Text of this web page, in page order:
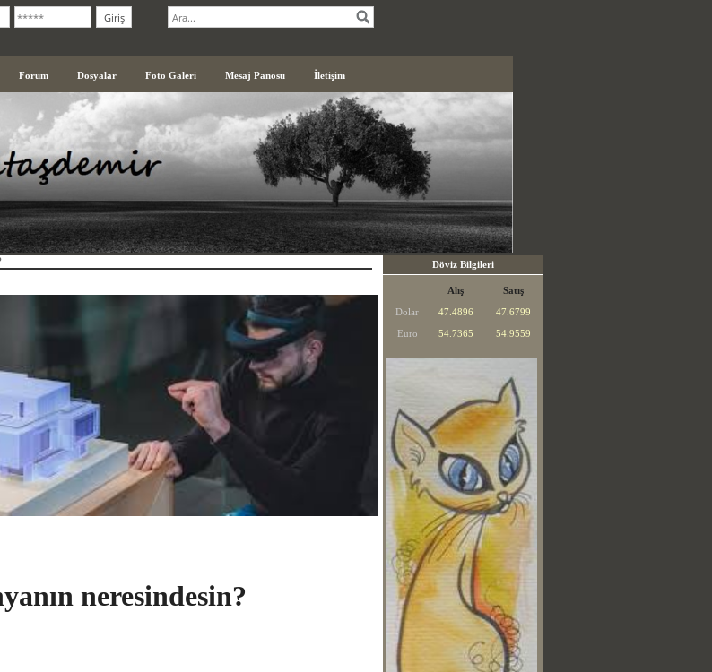
Forum Dosyalar Foto Galeri Mesaj Panosu İletişim
neresindesin?
Döviz Bilgileri
Alış
Satış
Dolar
47.4896
47.6799
Euro
54.7365 54.9559